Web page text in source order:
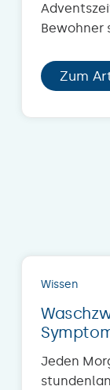
Bewohner
Zum
Wissen
Jeden